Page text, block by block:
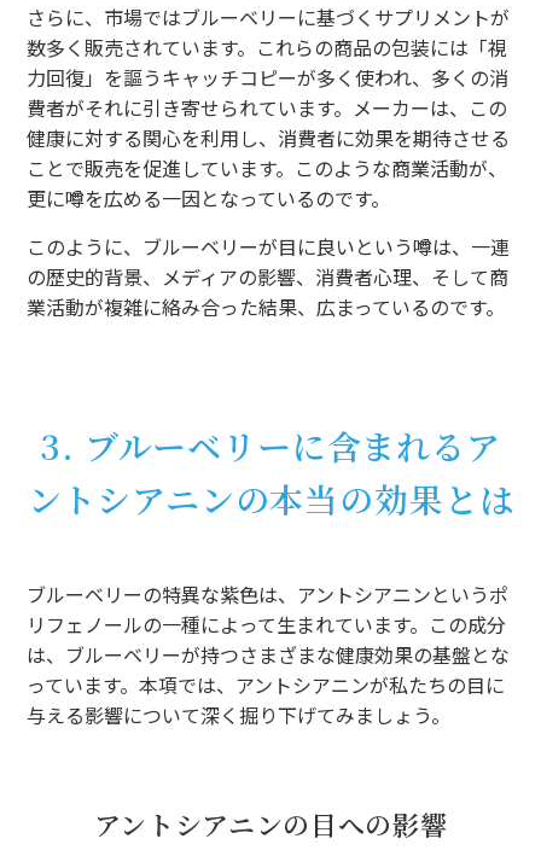
さらに、市場ではブルーベリーに基づくサプリメントが
数多く販売されています。これらの商品の包装には「視
力回復」を謳うキャッチコピーが多く使われ、多くの消
費者がそれに引き寄せられています。メーカーは、この
健康に対する関心を利用し、消費者に効果を期待させる
ことで販売を促進しています。このような商業活動が、
更に噂を広める一因となっているのです。
このように、ブルーベリーが目に良いという噂は、一連
の歴史的背景、メディアの影響、消費者心理、そして商
業活動が複雑に絡み合った結果、広まっているのです。
3. ブルーベリーに含まれるア
ントシアニンの本当の効果とは
ブルーベリーの特異な紫色は、アントシアニンというポ
リフェノールの一種によって生まれています。この成分
は、ブルーベリーが持つさまざまな健康効果の基盤とな
っています。本項では、アントシアニンが私たちの目に
与える影響について深く掘り下げてみましょう。
アントシアニンの目への影響